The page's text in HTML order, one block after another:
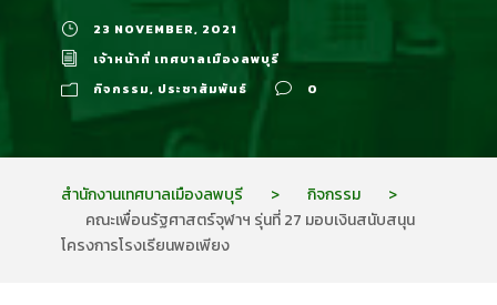
23 NOVEMBER, 2021
เจ้าหน้าที่ เทศบาลเมืองลพบุรี
กิจกรรม, ประชาสัมพันธ์ 0
สำนักงานเทศบาลเมืองลพบุรี > กิจกรรม
>
คณะเพื่อนรัฐศาสตร์จุฬาฯ รุ่นที่ 27 มอบเงินสนับสนุน
โครงการโรงเรียนพอเพียง